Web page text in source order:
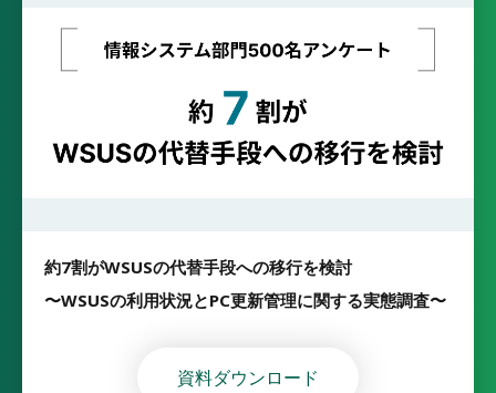
約7割がWSUSの代替手段への移行を検討
〜WSUSの利用状況とPC更新管理に関する実態調査〜
資料ダウンロード